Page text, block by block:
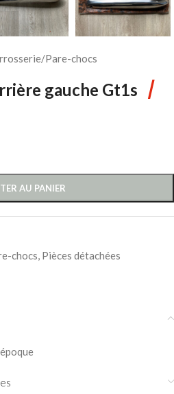
/Pare-chocs
gauche Gt1s /
AU PANIER
chocs, Pièces détachées